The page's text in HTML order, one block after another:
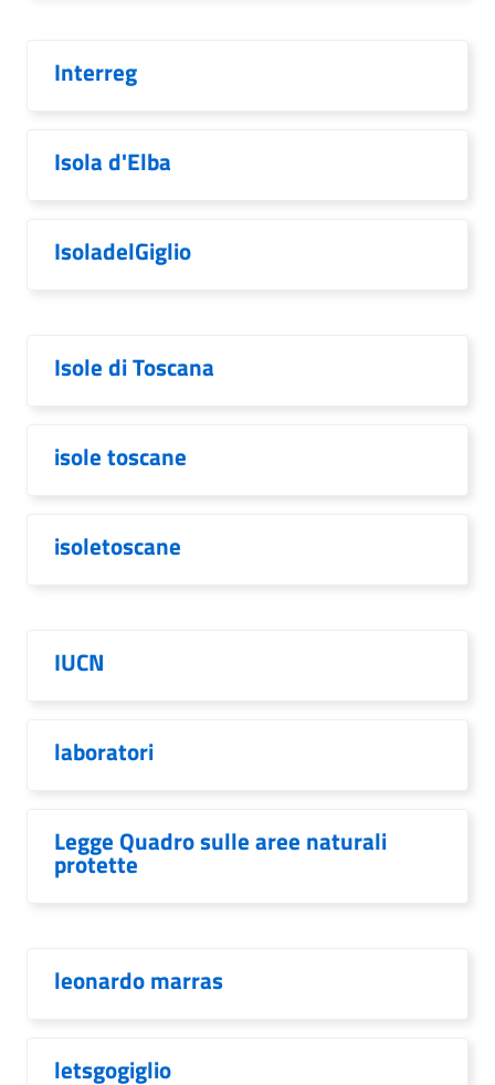
Interreg
Isola d'Elba
IsoladelGiglio
Isole di Toscana
isole toscane
isoletoscane
IUCN
laboratori
Legge Quadro sulle aree naturali
protette
leonardo marras
letsgogiglio